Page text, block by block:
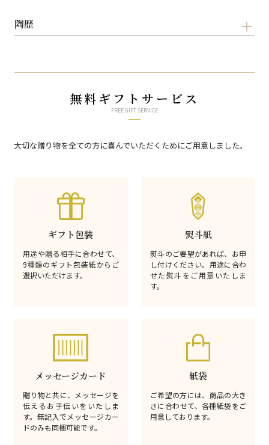
陶歴
無料ギフトサービス
FREE GIFT SERVICE
大切な贈り物を全ての方に喜んでいただくためにご用意しました。
ギフト包装
用途や贈る相手に合わせて、
9種類のギフト包装紙からご
選択いただけます。
熨斗紙
熨斗のご要望があれば、お申
し付けください。用途に合わ
せた熨斗をご用意いたしま
す。
メッセージカード
贈り物と共に、メッセージを
伝えるお手伝いをいたしま
す。無記入でメッセージカー
ドのみも同梱可能です。
紙袋
ご希望の方には、商品の大き
さに合わせて、各種紙袋をご
用意しております。